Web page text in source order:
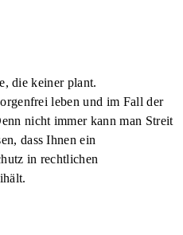
die keiner plant.
leben und im Fall der
nicht immer kann man Streit
dass Ihnen ein
in rechtlichen